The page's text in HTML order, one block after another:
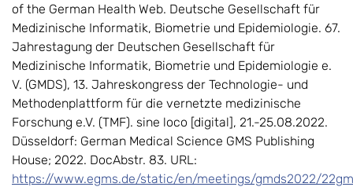
of the German Health Web. Deutsche Gesellschaft für
Medizinische Informatik, Biometrie und Epidemiologie. 67.
Jahrestagung der Deutschen Gesellschaft für
Medizinische Informatik, Biometrie und Epidemiologie e.
V. (GMDS), 13. Jahreskongress der Technologie- und
Methodenplattform für die vernetzte medizinische
Forschung e.V. (TMF). sine loco [digital], 21.-25.08.2022.
Düsseldorf: German Medical Science GMS Publishing
House; 2022. DocAbstr. 83. URL:
https://www.egms.de/static/en/meetings/gmds2022/